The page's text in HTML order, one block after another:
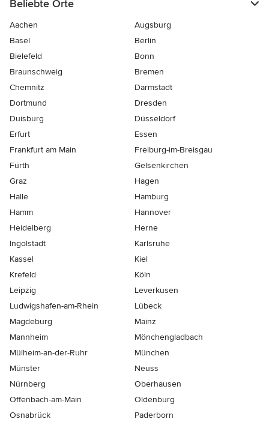
Beliebte Orte
Aachen
Augsburg
Basel
Berlin
Bielefeld
Bonn
Braunschweig
Bremen
Chemnitz
Darmstadt
Dortmund
Dresden
Duisburg
Düsseldorf
Erfurt
Essen
Frankfurt am Main
Freiburg-im-Breisgau
Fürth
Gelsenkirchen
Graz
Hagen
Halle
Hamburg
Hamm
Hannover
Heidelberg
Herne
Ingolstadt
Karlsruhe
Kassel
Kiel
Krefeld
Köln
Leipzig
Leverkusen
Ludwigshafen-am-Rhein
Lübeck
Magdeburg
Mainz
Mannheim
Mönchen­gladbach
Mülheim-an-der-Ruhr
München
Münster
Neuss
Nürnberg
Oberhausen
Offenbach-am-Main
Oldenburg
Osnabrück
Paderborn